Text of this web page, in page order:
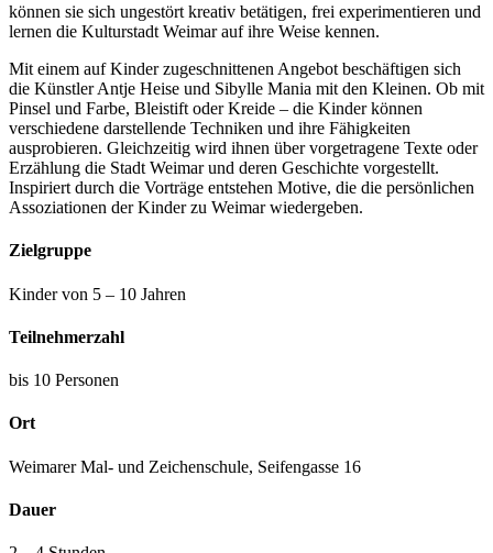
können sie sich ungestört kreativ betätigen, frei experimentieren und
lernen die Kulturstadt Weimar auf ihre Weise kennen.
Mit einem auf Kinder zugeschnittenen Angebot beschäftigen sich
die Künstler Antje Heise und Sibylle Mania mit den Kleinen. Ob mit
Pinsel und Farbe, Bleistift oder Kreide – die Kinder können
verschiedene darstellende Techniken und ihre Fähigkeiten
ausprobieren. Gleichzeitig wird ihnen über vorgetragene Texte oder
Erzählung die Stadt Weimar und deren Geschichte vorgestellt.
Inspiriert durch die Vorträge entstehen Motive, die die persönlichen
Assoziationen der Kinder zu Weimar wiedergeben.
Zielgruppe
Kinder von 5 – 10 Jahren
Teilnehmerzahl
bis 10 Personen
Ort
Weimarer Mal- und Zeichenschule, Seifengasse 16
Dauer